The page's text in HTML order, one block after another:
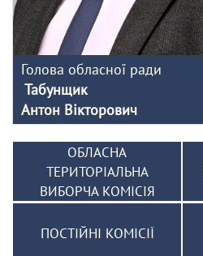
Голова обласної ради
Табунщик
Антон Вікторович
ОБЛАСНА
ТЕРИТОРІАЛЬНА
ВИБОРЧА КОМІСІЯ
ПОСТІЙНІ КОМІСІЇ